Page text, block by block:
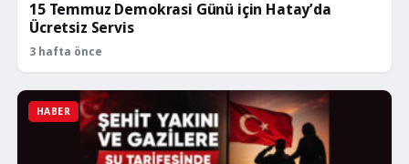
15 Temmuz Demokrasi Günü için Hatay’da
Ücretsiz Servis
3 hafta önce
HABER